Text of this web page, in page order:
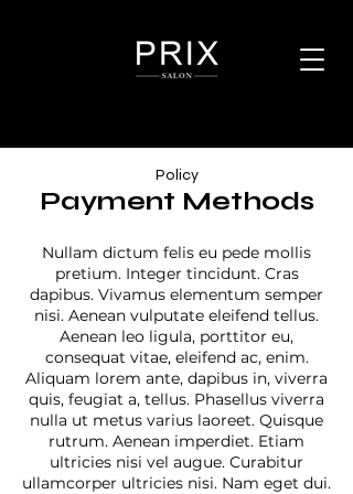
Policy
Payment Methods
Nullam dictum felis eu pede mollis
pretium. Integer tincidunt. Cras
dapibus. Vivamus elementum semper
nisi. Aenean vulputate eleifend tellus.
Aenean leo ligula, porttitor eu,
consequat vitae, eleifend ac, enim.
Aliquam lorem ante, dapibus in, viverra
quis, feugiat a, tellus. Phasellus viverra
nulla ut metus varius laoreet. Quisque
rutrum. Aenean imperdiet. Etiam
ultricies nisi vel augue. Curabitur
ullamcorper ultricies nisi. Nam eget dui.